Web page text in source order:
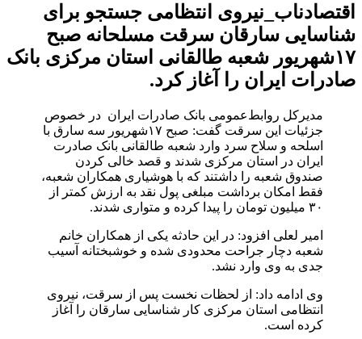
اقتصادناب_نیروی انتظامی جستجو برای
شناسایی سارقان سرقت مسلحانه صبح
۱۷شهریور شعبه طالقانی استان مرکزی بانک
صادرات ایران را آغاز کرد.
مدیرکل روابط‌عمومی بانک صادرات ایران در خصوص
جزئیات این سرقت گفت: صبح ۱۷شهریور سه سارق با
اسلحه و سلاح سرد وارد شعبه طالقانی بانک صادرت
ایران در استان مرکزی شدند و قصد خالی کردن
صندوق شعبه را داشتند که با هوشیاری همکاران شعبه،
فقط امکان برداشت مبلغی پول نقد به ارزش کمتر از
۳۰ میلیون تومان را پیدا کرده و متواری شدند.
امیر لعلی افزود: در این حادثه یکی از همکاران خانم
شعبه دچار جراحت محدودی شده و خوشبختانه آسیب
جدی به وی وارد نشد.
وی ادامه داد: از لحظات نخست پس از سرقت، نیروی
انتظامی استان مرکزی کار شناسایی سارقان را آغاز
کرده است.